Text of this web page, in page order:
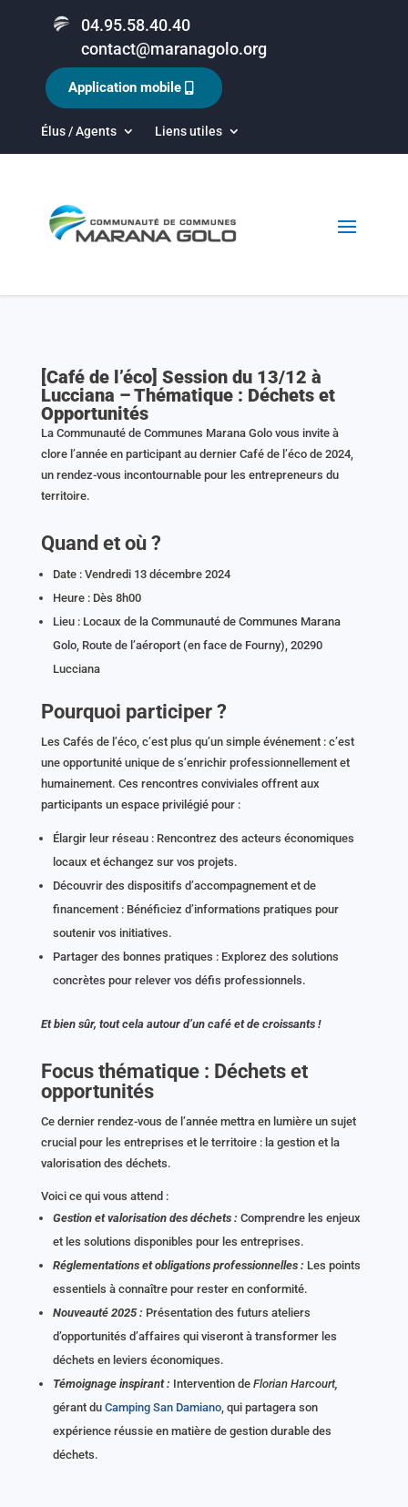
04.95.58.40.40
contact@maranagolo.org
Élus / Agents Liens utiles
Application mobile
[Café de l’éco] Session du 13/12 à
Lucciana – Thématique : Déchets et
Opportunités
La Communauté de Communes Marana Golo vous invite à
clore l’année en participant au dernier Café de l’éco de 2024,
un rendez-vous incontournable pour les entrepreneurs du
territoire.
Quand et où ?
Date : Vendredi 13 décembre 2024
Heure : Dès 8h00
Lieu : Locaux de la Communauté de Communes Marana
Golo, Route de l’aéroport (en face de Fourny), 20290
Lucciana
Pourquoi participer ?
Les Cafés de l’éco, c’est plus qu’un simple événement : c’est
une opportunité unique de s’enrichir professionnellement et
humainement. Ces rencontres conviviales offrent aux
participants un espace privilégié pour :
Élargir leur réseau : Rencontrez des acteurs économiques
locaux et échangez sur vos projets.
Découvrir des dispositifs d’accompagnement et de
financement : Bénéficiez d’informations pratiques pour
soutenir vos initiatives.
Partager des bonnes pratiques : Explorez des solutions
concrètes pour relever vos défis professionnels.
Et bien sûr, tout cela autour d’un café et de croissants !
Focus thématique : Déchets et
opportunités
Ce dernier rendez-vous de l’année mettra en lumière un sujet
crucial pour les entreprises et le territoire : la gestion et la
valorisation des déchets.
Voici ce qui vous attend :
Gestion et valorisation des déchets : Comprendre les enjeux
et les solutions disponibles pour les entreprises.
Réglementations et obligations professionnelles : Les points
essentiels à connaître pour rester en conformité.
Nouveauté 2025 : Présentation des futurs ateliers
d’opportunités d’affaires qui viseront à transformer les
déchets en leviers économiques.
Témoignage inspirant : Intervention de Florian Harcourt,
gérant du Camping San Damiano, qui partagera son
expérience réussie en matière de gestion durable des
déchets.